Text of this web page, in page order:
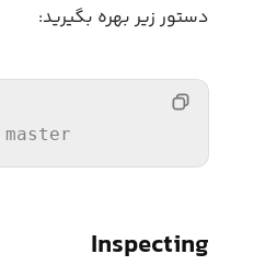
دستور زیر بهره بگیرید:
Inspecting